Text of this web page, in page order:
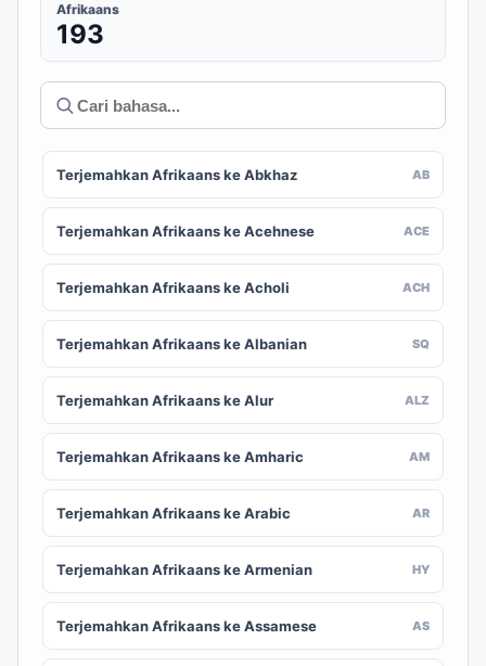
Afrikaans
193
Terjemahkan Afrikaans ke Abkhaz AB
Terjemahkan Afrikaans ke Acehnese ACE
Terjemahkan Afrikaans ke Acholi ACH
Terjemahkan Afrikaans ke Albanian SQ
Terjemahkan Afrikaans ke Alur ALZ
Terjemahkan Afrikaans ke Amharic AM
Terjemahkan Afrikaans ke Arabic AR
Terjemahkan Afrikaans ke Armenian HY
Terjemahkan Afrikaans ke Assamese AS